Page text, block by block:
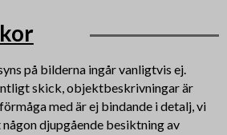
på bilderna ingår vanligtvis ej.
skick, objektbeskrivningar är
med är ej bindande i detalj, vi
djupgående besiktning av